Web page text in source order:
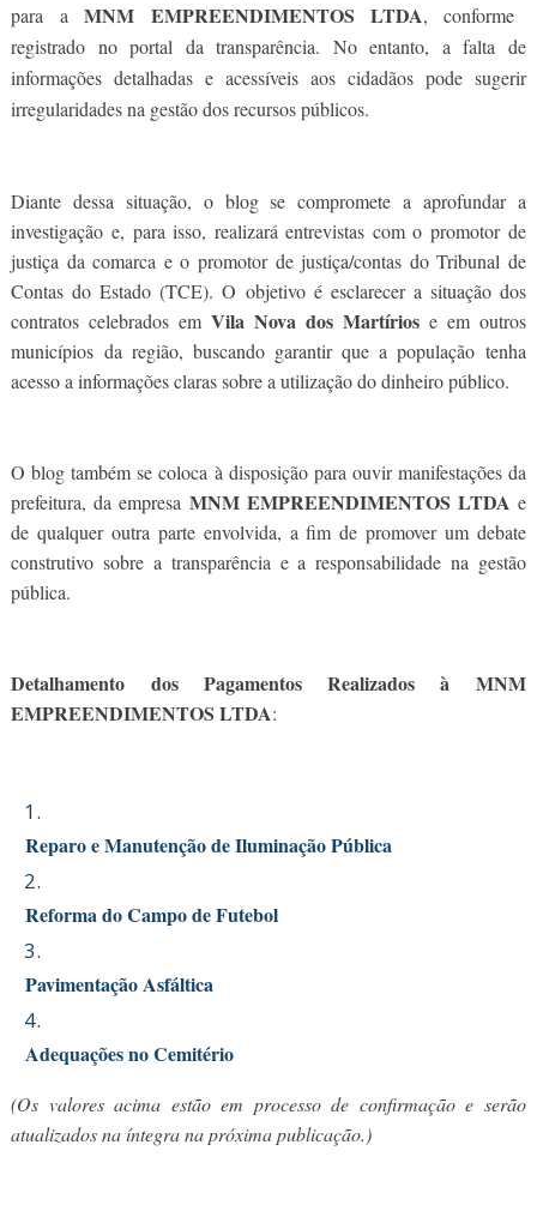
para aMNM EMPREENDIMENTOS LTDA, conforme
registrado no portal da transparência. No entanto, a falta de
informações detalhadas e acessíveis aos cidadãos pode sugerir
irregularidades na gestão dos recursos públicos.
Diante dessa situação, o blog se compromete a aprofundar a
investigação e, para isso, realizará entrevistas com o promotor de
justiça da comarca e o promotor de justiça/contas do Tribunal de
Contas do Estado (TCE). O objetivo é esclarecer a situação dos
contratos celebrados emVila Nova dos Martíriose em outros
municípios da região, buscando garantir que a população tenha
acesso a informações claras sobre a utilização do dinheiro público.
O blog também se coloca à disposição para ouvir manifestações da
prefeitura, da empresa MNM EMPREENDIMENTOS LTDA e
de qualquer outra parte envolvida, a fim de promover um debate
construtivo sobre a transparência e a responsabilidade na gestão
pública.
Detalhamento dos Pagamentos Realizados à MNM
EMPREENDIMENTOS LTDA:
Reparo e Manutenção de Iluminação Pública
Reforma do Campo de Futebol
Pavimentação Asfáltica
Adequações no Cemitério
(Os valores acima estão em processo de confirmação e serão
atualizados na íntegra na próxima publicação.)